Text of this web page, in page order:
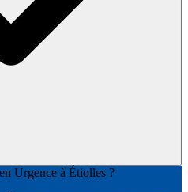
Urgence à Étiolles ?